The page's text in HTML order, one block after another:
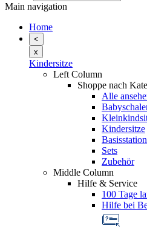
Main navigation
Home
<
x
Kindersitze
Left Column
Shoppe nach
Alle
Kindersitze
Sets
Zubehör
Middle Column
Hilfe & Service
100 Tage
Hilfe bei